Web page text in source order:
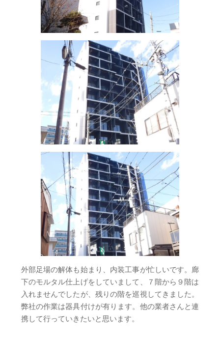
外部足場の解体も始まり、内装工事が忙しいです。廊
下のモルタル仕上げをしていまして、７階から９階は
入れませんでしたが、残りの階を巡視してきました。
弊社の作業は器具付けが有ります。他の業者さんと連
携して行っていきたいと思います。